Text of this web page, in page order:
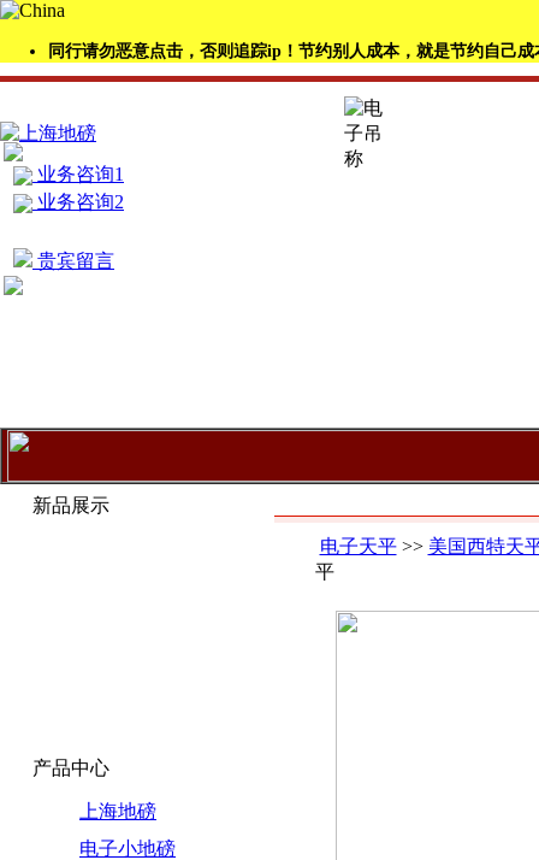
同行请勿恶意点击，否则追踪ip！节约别人成本，就是节约自己
新品展示
产品中心
上海地磅
电子小地磅
电子天平>> 美国西特天
平
业务咨询1
业务咨询2
贵宾留言